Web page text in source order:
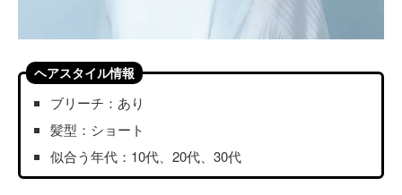
ヘアスタイル情報
ブリーチ：あり
髪型：ショート
似合う年代：10代、20代、30代